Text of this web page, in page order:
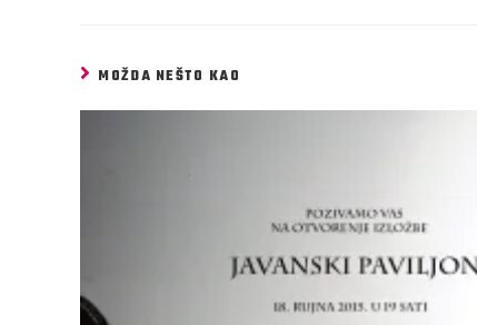
MOŽDA NEŠTO KAO